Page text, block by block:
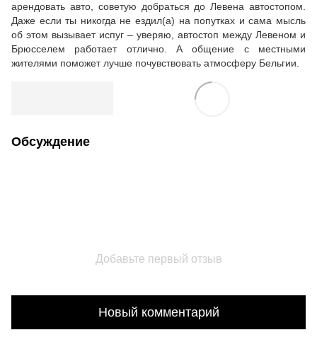
арендовать авто, советую добраться до Левена автостопом.
Даже если ты никогда не ездил(а) на попутках и сама мысль
об этом вызывает испуг – уверяю, автостоп между Левеном и
Брюсселем работает отлично. А общение с местными
жителями поможет лучше почувствовать атмосферу Бельгии.
Обсуждение
Добавьте первый отзыв
Новый комментарий